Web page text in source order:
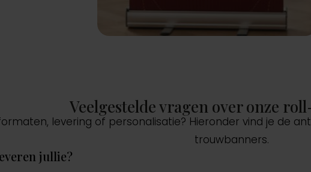
Veelgestelde vragen over onze
levering of personalisatie? Hieronder vind je de
trouwbanners.
jullie?